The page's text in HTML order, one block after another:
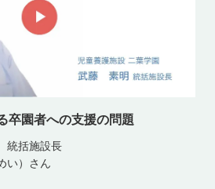
卒園者への支援の問題
統括施設長
い）さん